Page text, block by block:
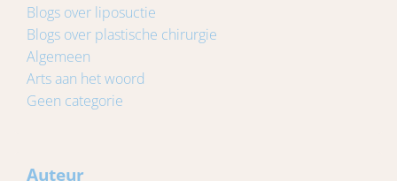
Blogs over liposuctie
Blogs over plastische chirurgie
Algemeen
Arts aan het woord
Geen categorie
Auteur